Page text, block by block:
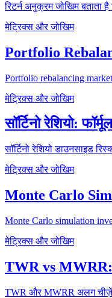
रिटर्न अनुक्रम जोखिम बताता
मेट्रिक्स और जोखिम
Portfolio
Portfolio rebalancing
मेट्रिक्स और जोखिम
सॉर्टिनो रेशियो:
सॉर्टिनो रेशियो डाउनसाइड
मेट्रिक्स और जोखिम
Monte Carlo
Monte Carlo simulation
मेट्रिक्स और जोखिम
TWR vs MWRR:
TWR और MWRR अलग चीज़ें